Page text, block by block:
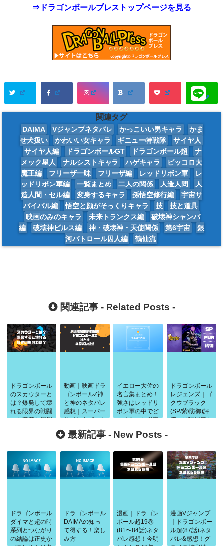
⇒ドラゴンボールプレストップページを見る
関連タグ
DAIMA Vジャンプネタバレ かっこいい男キャラ
かま
せ犬扱い
かわいい女キャラ ギニュー特戦隊
サイヤ人
サイヤ人編
ドラゴンボールGT ドラゴンボール超
ナ
メック星人
ナルシストキャラ ハゲキャラ
ピッコロ大
魔王編
フリーザ一味 フリーザ編 レッドリボン軍
レ
ッドリボン軍編
一覧まとめ 二人の関係 人造人間
人
造人間・セル編
変身するキャラ 孫悟空修行編
宇宙サ
バイバル編
悟空と顔がそっくりキャラ 技
技と道具
映画のみのキャラ
未来トランクス編
破壊神シャンパ
編
破壊神ビルス編 神・破壊神・天使関係 第6宇宙
銀
河パトロール囚人編
鶴仙流
関連記事 - Related Posts -
ドラゴンボール
のスカウターと
は？爆発して壊
れる限界の戦闘
力と種類や機能
動画｜映画ドラ
ゴンボールZ神
と神のネタバレ
感想｜スーパー
サイヤ人ゴット
とビルス登場
イエロー大佐の
名言集まとめ！
強さはレッドリ
ボン軍の中でど
のくらいか考察
ドラゴンボール
レジェンズ｜ゴ
クウブラック
(SP/紫/防御)評
価・出現場所と
最新記事 - New Posts -
ドラゴンボール
ダイマと超の時
系列とつながり
の結論は正史か
パラレルかは条
ドラゴンボール
DAIMAの知っ
て得する！楽し
み方
漫画｜ドラゴン
ボール超19巻
(81〜84話)ネタ
バレ感想！今明
かされる40年
漫画Vジャンプ
｜ドラゴンボー
ル超(87話)ネタ
バレ&感想！グ
ラノラ編完結